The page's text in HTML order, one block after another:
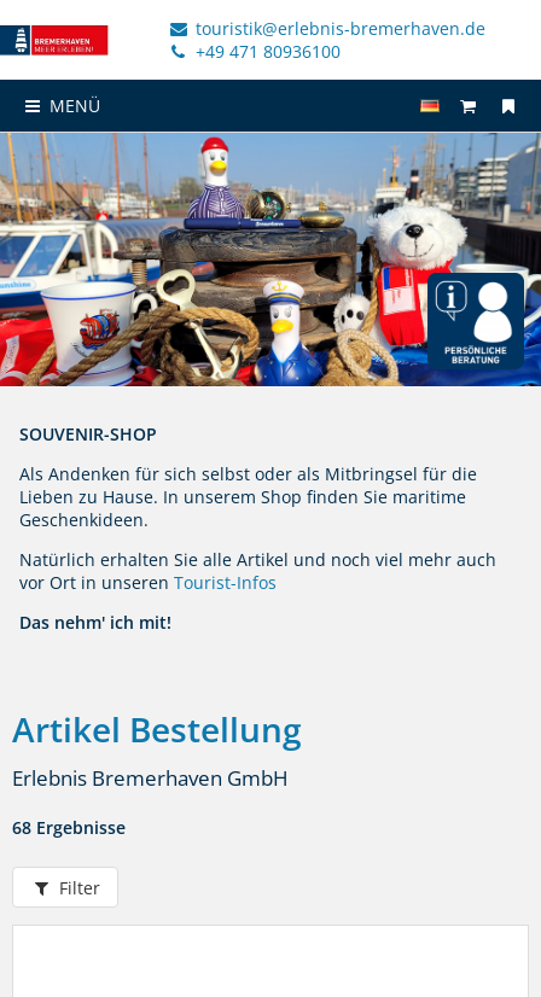
touristik@erlebnis-bremerhaven.de
+49 471 80936100
MENÜ
SOUVENIR-SHOP
Als Andenken für sich selbst oder als Mitbringsel für die
Lieben zu Hause. In unserem Shop finden Sie maritime
Geschenkideen.
Natürlich erhalten Sie alle Artikel und noch viel mehr auch
vor Ort in unseren Tourist-Infos
Das nehm' ich mit!
Artikel Bestellung
Erlebnis Bremerhaven GmbH
68 Ergebnisse
Filter